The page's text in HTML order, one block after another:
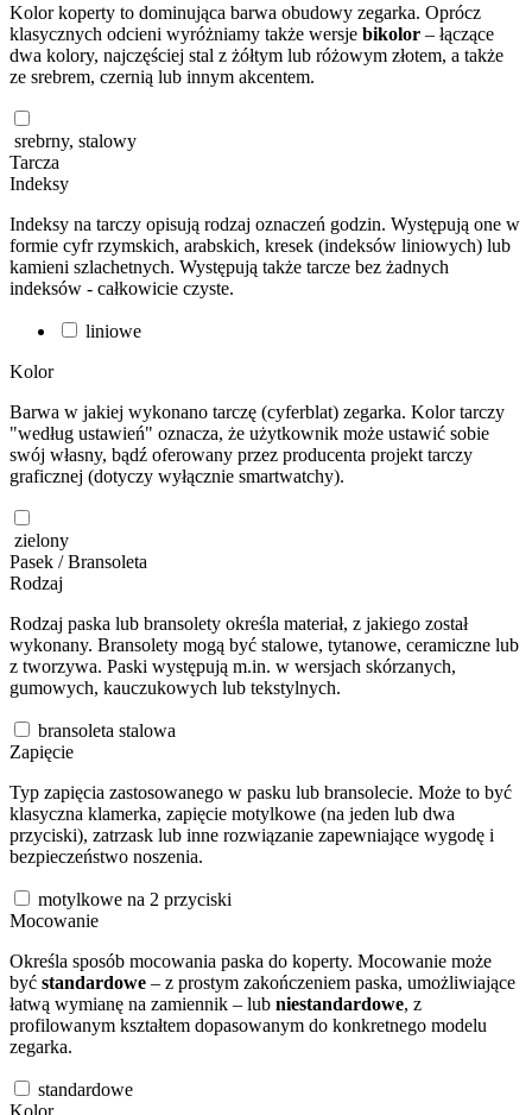
Kolor koperty to dominująca barwa obudowy zegarka. Oprócz
klasycznych odcieni wyróżniamy także wersje bikolor – łączące
dwa kolory, najczęściej stal z żółtym lub różowym złotem, a także
ze srebrem, czernią lub innym akcentem.
srebrny, stalowy
Tarcza
Indeksy
Indeksy na tarczy opisują rodzaj oznaczeń godzin. Występują one w
formie cyfr rzymskich, arabskich, kresek (indeksów liniowych) lub
kamieni szlachetnych. Występują także tarcze bez żadnych
indeksów - całkowicie czyste.
liniowe
Kolor
Barwa w jakiej wykonano tarczę (cyferblat) zegarka. Kolor tarczy
"według ustawień" oznacza, że użytkownik może ustawić sobie
swój własny, bądź oferowany przez producenta projekt tarczy
graficznej (dotyczy wyłącznie smartwatchy).
zielony
Pasek / Bransoleta
Rodzaj
Rodzaj paska lub bransolety określa materiał, z jakiego został
wykonany. Bransolety mogą być stalowe, tytanowe, ceramiczne lub
z tworzywa. Paski występują m.in. w wersjach skórzanych,
gumowych, kauczukowych lub tekstylnych.
bransoleta stalowa
Zapięcie
Typ zapięcia zastosowanego w pasku lub bransolecie. Może to być
klasyczna klamerka, zapięcie motylkowe (na jeden lub dwa
przyciski), zatrzask lub inne rozwiązanie zapewniające wygodę i
bezpieczeństwo noszenia.
motylkowe na 2 przyciski
Mocowanie
Określa sposób mocowania paska do koperty. Mocowanie może
być standardowe – z prostym zakończeniem paska, umożliwiające
łatwą wymianę na zamiennik – lub niestandardowe, z
profilowanym kształtem dopasowanym do konkretnego modelu
zegarka.
standardowe
Kolor